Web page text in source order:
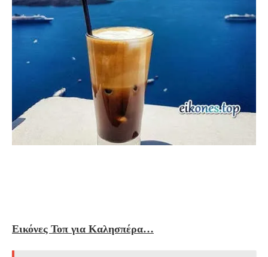
Εικόνες Τοπ για Καλησπέρα…